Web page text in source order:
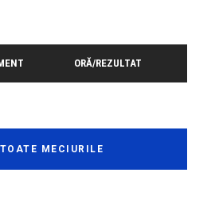
ORĂ/REZULTAT
MECIURILE